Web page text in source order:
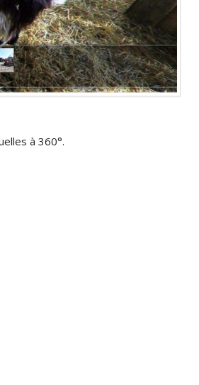
à 360°.